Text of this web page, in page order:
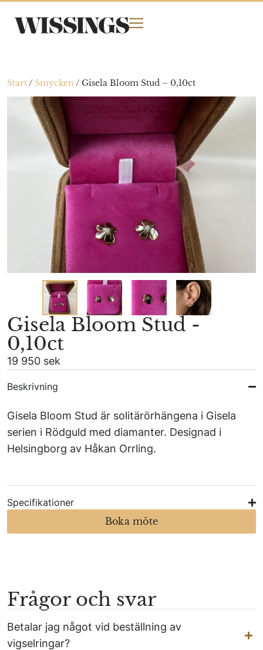
Start/ Smycken / Gisela Bloom Stud – 0,10ct
Gisela Bloom Stud -
0,10ct
19 950 sek
Beskrivning
Gisela Bloom Stud är solitärörhängena i Gisela
serien i Rödguld med diamanter. Designad i
Helsingborg av Håkan Orrling.
Specifikationer
Boka möte
Frågor och svar
Betalar jag något vid beställning av
vigselringar?